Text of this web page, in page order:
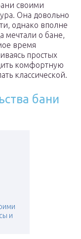
своими
Она довольно
однако вполне
мечтали о бане,
время
простых
комфортную
классической.
бани
и